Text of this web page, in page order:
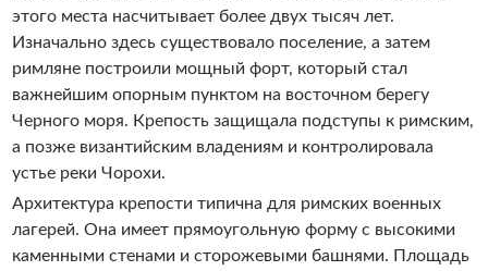
этого места насчитывает более двух тысяч лет.
Изначально здесь существовало поселение, а затем
римляне построили мощный форт, который стал
важнейшим опорным пунктом на восточном берегу
Черного моря. Крепость защищала подступы к римским,
а позже византийским владениям и контролировала
устье реки Чорохи.
Архитектура крепости типична для римских военных
лагерей. Она имеет прямоугольную форму с высокими
каменными стенами и сторожевыми башнями. Площадь